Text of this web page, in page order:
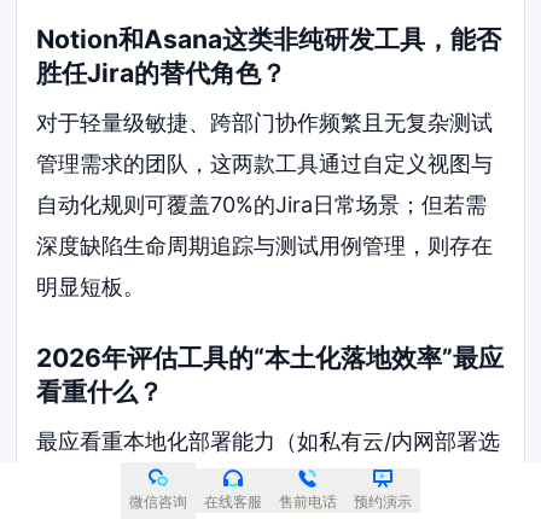
Notion和Asana这类非纯研发工具，能否
胜任Jira的替代角色？
对于轻量级敏捷、跨部门协作频繁且无复杂测试
管理需求的团队，这两款工具通过自定义视图与
自动化规则可覆盖70%的Jira日常场景；但若需
深度缺陷生命周期追踪与测试用例管理，则存在
明显短板。
2026年评估工具的“本土化落地效率”最应
看重什么？
最应看重本地化部署能力（如私有云/内网部署选
项）、数据主权保障机制，以及中文语境下的技
微信咨询 在线客服 售前电话 预约演示